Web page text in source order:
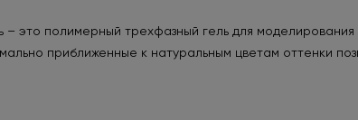
– это полимерный трехфазный гель для
приближенные к натуральным цветам оттенки